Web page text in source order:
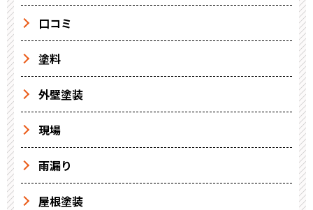
口コミ
塗料
外壁塗装
現場
雨漏り
屋根塗装